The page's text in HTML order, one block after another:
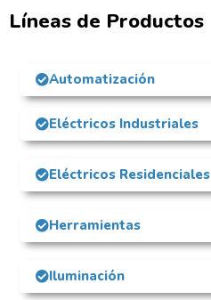
Líneas de Productos
Automatización
Eléctricos Industriales
Eléctricos Residenciales
Herramientas
Iluminación